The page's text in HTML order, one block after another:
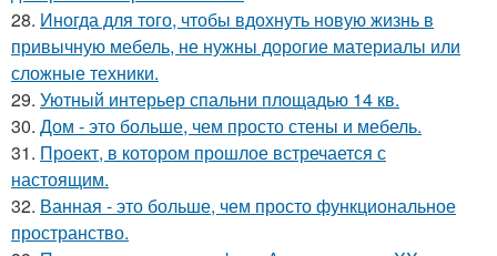
28. Иногда для того, чтобы вдохнуть новую жизнь в
привычную мебель, не нужны дорогие материалы или
сложные техники.
29. Уютный интерьер спальни площадью 14 кв.
30. Дом - это больше, чем просто стены и мебель.
31. Проект, в котором прошлое встречается с
настоящим.
32. Ванная - это больше, чем просто функциональное
пространство.